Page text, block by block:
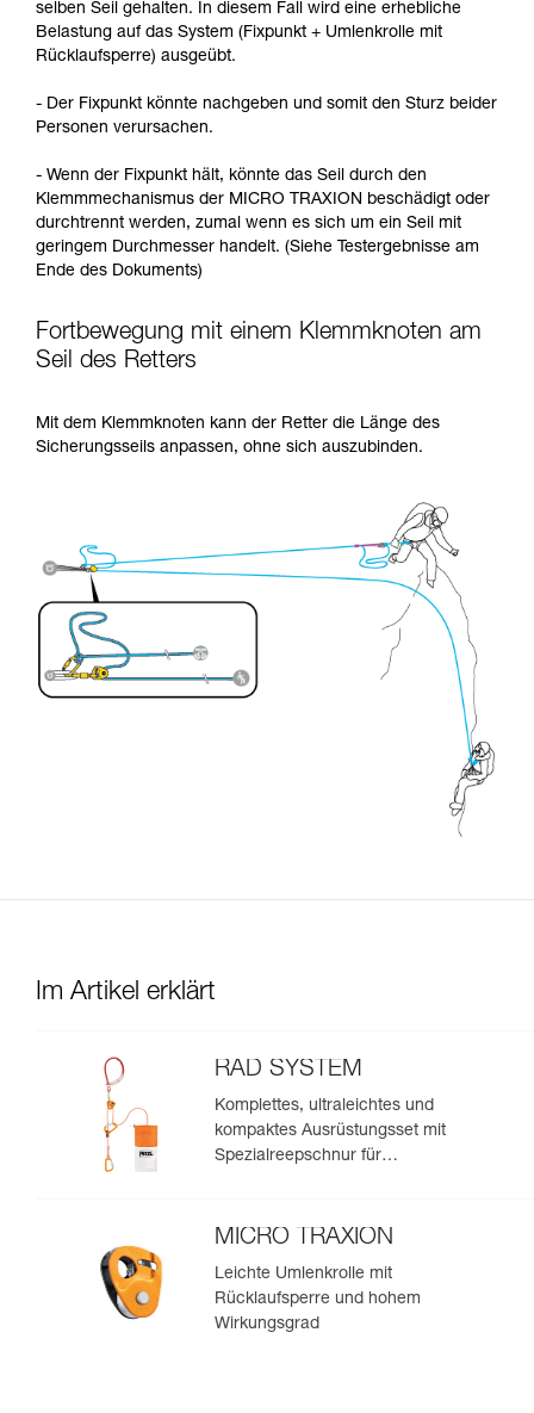
selben Seil gehalten. In diesem Fall wird eine erhebliche
Belastung auf das System (Fixpunkt + Umlenkrolle mit
Rücklaufsperre) ausgeübt.
- Der Fixpunkt könnte nachgeben und somit den Sturz beider
Personen verursachen.
- Wenn der Fixpunkt hält, könnte das Seil durch den
Klemmmechanismus der MICRO TRAXION beschädigt oder
durchtrennt werden, zumal wenn es sich um ein Seil mit
geringem Durchmesser handelt. (Siehe Testergebnisse am
Ende des Dokuments)
Fortbewegung mit einem Klemmknoten am
Seil des Retters
Mit dem Klemmknoten kann der Retter die Länge des
Sicherungsseils anpassen, ohne sich auszubinden.
Im Artikel erklärt
RAD SYSTEM
Komplettes, ultraleichtes und
kompaktes Ausrüstungsset mit
Spezialreepschnur für
Abseilen und zum Anseilen am
zu umfahren
MICRO TRAXION
Leichte Umlenkrolle mit
Rücklaufsperre und hohem
Wirkungsgrad